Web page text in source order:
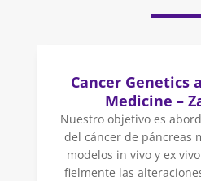
Cancer Genetics
Medicine –
Nuestro objetivo es
del cáncer de páncreas
modelos in vivo y ex
fielmente las